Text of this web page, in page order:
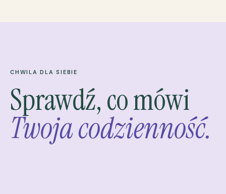
CHWILA DLA SIEBIE
Sprawdź, co mówi
Twoja codzienność.